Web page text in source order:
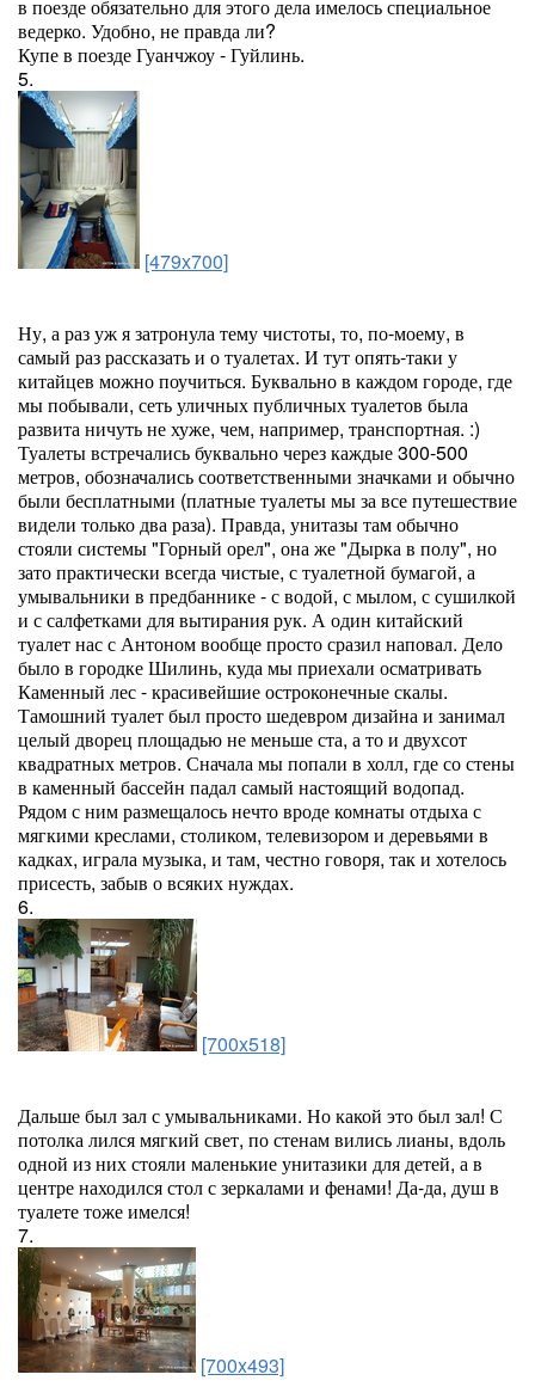
в поезде обязательно для этого дела имелось специальное
ведерко. Удобно, не правда ли?
Купе в поезде Гуанчжоу - Гуйлинь.
5.
[479x700]
Ну, а раз уж я затронула тему чистоты, то, по-моему, в
самый раз рассказать и о туалетах. И тут опять-таки у
китайцев можно поучиться. Буквально в каждом городе, где
мы побывали, сеть уличных публичных туалетов была
развита ничуть не хуже, чем, например, транспортная. :)
Туалеты встречались буквально через каждые 300-500
метров, обозначались соответственными значками и обычно
были бесплатными (платные туалеты мы за все путешествие
видели только два раза). Правда, унитазы там обычно
стояли системы "Горный орел", она же "Дырка в полу", но
зато практически всегда чистые, с туалетной бумагой, а
умывальники в предбаннике - с водой, с мылом, с сушилкой
и с салфетками для вытирания рук. А один китайский
туалет нас с Антоном вообще просто сразил наповал. Дело
было в городке Шилинь, куда мы приехали осматривать
Каменный лес - красивейшие остроконечные скалы.
Тамошний туалет был просто шедевром дизайна и занимал
целый дворец площадью не меньше ста, а то и двухсот
квадратных метров. Сначала мы попали в холл, где со стены
в каменный бассейн падал самый настоящий водопад.
Рядом с ним размещалось нечто вроде комнаты отдыха с
мягкими креслами, столиком, телевизором и деревьями в
кадках, играла музыка, и там, честно говоря, так и хотелось
присесть, забыв о всяких нуждах.
6.
[700x518]
Дальше был зал с умывальниками. Но какой это был зал! С
потолка лился мягкий свет, по стенам вились лианы, вдоль
одной из них стояли маленькие унитазики для детей, а в
центре находился стол с зеркалами и фенами! Да-да, душ в
туалете тоже имелся!
7.
[700x493]